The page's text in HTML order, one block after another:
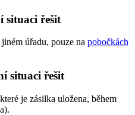
situaci řešit
úřadu, pouze na pobočkách
situaci řešit
je zásilka uložena, během